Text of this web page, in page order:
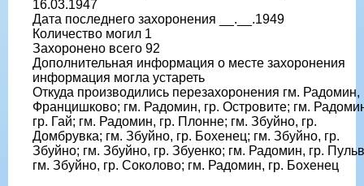
16.03.1947
Дата последнего захоронения __.__.1949
Количество могил 1
Захоронено всего 92
Дополнительная информация о месте захоронения
информация могла устареть
Откуда производились перезахоронения гм. Радомин,
Францишково; гм. Радомин, гр. Островите; гм.
гр. Гай; гм. Радомин, гр. Плонне; гм. Збуйно, гр.
Домбрувка; гм. Збуйно, гр. Бохенец; гм. Збуйно, гр.
Збуйно; гм. Збуйно, гр. Збуенко; гм. Радомин, гр.
гм. Збуйно, гр. Соколово; гм. Радомин, гр. Бохенец